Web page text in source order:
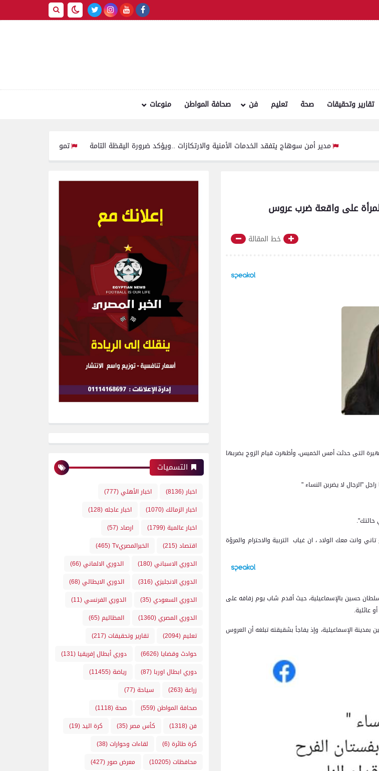
تقارير وتحقيقات صحة تعليم فن صحافة المواطن منوعات
مدير أمن سوهاج يتفقد الخدمات الأمنية والارتكازات ..ويؤكد ضرورة اليقظة التامة تموين الفيوم ضبط سيارة نقل محملة بـ 1750 كيلو جبنة مجهولة المصدر وغير صالحة
على واقعة ضرب عروس
خط المقالة
التى حدثت أمس الخميس، وأظهرت قيام الزوج بضربها
"الرجال لا يضربن النساء "
وانت معك الولاد ، ان غياب التربية والاحترام والمرؤة
حسين بالإسماعيلية، حيث أقدم شاب يوم زفافه على
عائلية.
الإسماعيلية، وإذ يفاجأ بشقيقته تبلغه أن العروس
التسميات
اخبار (8136) اخبار الأهلي(777)
اخبار الزمالك(1070) اخبار عاجله(128)
اخبار عالمية(1799) ارصاد(57)
اقتصاد(215) الخبرالمصريTv
(465)
الدوري الاسباني(180) الدوري الالماني(66)
الدوري الانجليزي(316) الدوري الايطالي(68)
الدوري السعودي(35) الدوري الفرنسي(11)
الدوري المصري(1360) المظاليم(65)
تعليم(2094) تقارير وتحقيقات(217)
حوادث وقضايا (6626) دوري أبطال إفريقيا (131)
دوري ابطال اوربا (87) رياضة(11455)
زراعة(263) سياحة(77)
صحافة المواطن(559) صحة(1118)
فن(1318) كأس مصر (35) كرة اليد(19)
كرة طائرة(6) لقاءات وحوارات(38)
محافظات(10205) معرض صور (427)